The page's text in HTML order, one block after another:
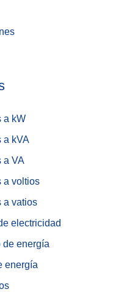
a kW
a kVA
a VA
a voltios
a vatios
electricidad
de energía
energía